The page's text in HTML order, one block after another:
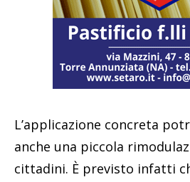
L’applicazione concreta
anche una piccola
cittadini. È previsto infatti